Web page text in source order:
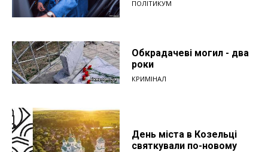
ПОЛІТИКУМ
Обкрадачеві могил - два
роки
КРИМІНАЛ
День міста в Козельці
святкували по-новому